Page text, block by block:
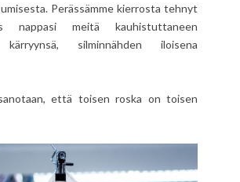
Perässämme kierrosta tehnyt
nappasi meitä kauhistuttaneen
kärryynsä, silminnähden iloisena
että toisen roska on toisen